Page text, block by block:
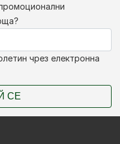
чрез електронна
СЕ